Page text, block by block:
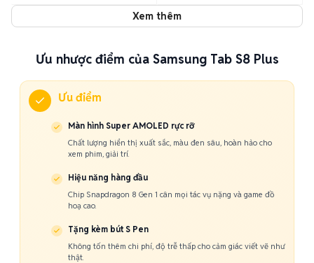
Xem thêm
Ưu nhược điểm của Samsung Tab S8 Plus
Ưu điểm
Màn hình Super AMOLED rực rỡ
Chất lượng hiển thị xuất sắc, màu đen sâu, hoàn hảo cho
xem phim, giải trí.
Hiệu năng hàng đầu
Chip Snapdragon 8 Gen 1 cân mọi tác vụ nặng và game đồ
hoạ cao.
Tặng kèm bút S Pen
Không tốn thêm chi phí, độ trễ thấp cho cảm giác viết vẽ như
thật.